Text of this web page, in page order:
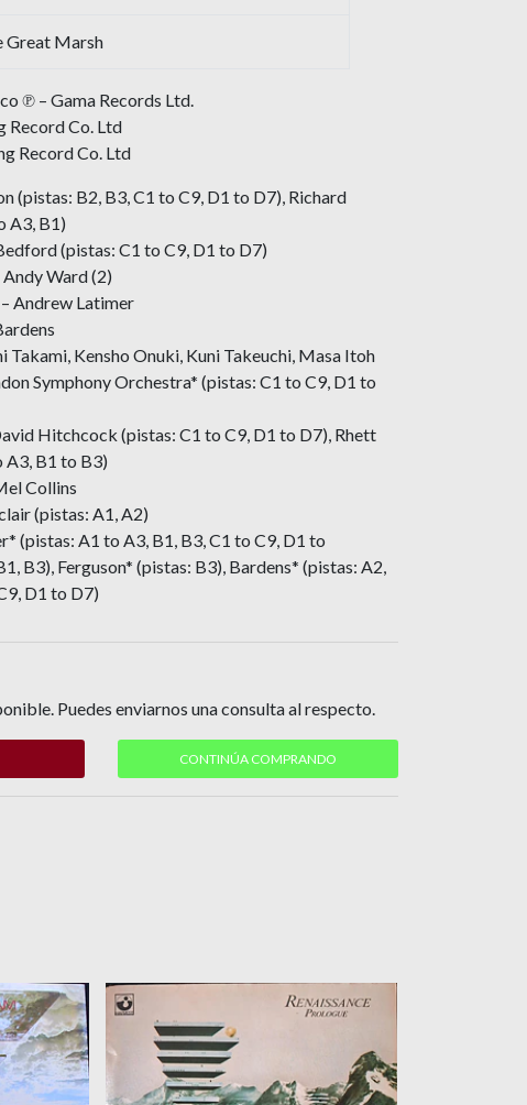
Great Marsh
℗ – Gama Records Ltd.
Record Co. Ltd
Record Co. Ltd
(pistas: B2, B3, C1 to C9, D1 to D7), Richard
A3, B1)
(pistas: C1 to C9, D1 to D7)
Ward (2)
Andrew Latimer
Takami, Kensho Onuki, Kuni Takeuchi, Masa Itoh
Symphony Orchestra* (pistas: C1 to C9, D1 to
Hitchcock (pistas: C1 to C9, D1 to D7), Rhett
A3, B1 to B3)
Collins
(pistas: A1, A2)
(pistas: A1 to A3, B1, B3, C1 to C9, D1 to
B3), Ferguson* (pistas: B3), Bardens* (pistas: A2,
D1 to D7)
Puedes enviarnos una consulta al respecto.
CONTINÚA COMPRANDO